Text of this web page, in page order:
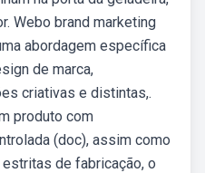
Webo brand marketing
abordagem específica
de marca,
criativas e distintas,.
produto com
(doc), assim como
de fabricação, o